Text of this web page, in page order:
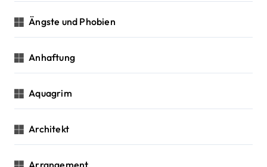
Ängste und Phobien
Anhaftung
Aquagrim
Architekt